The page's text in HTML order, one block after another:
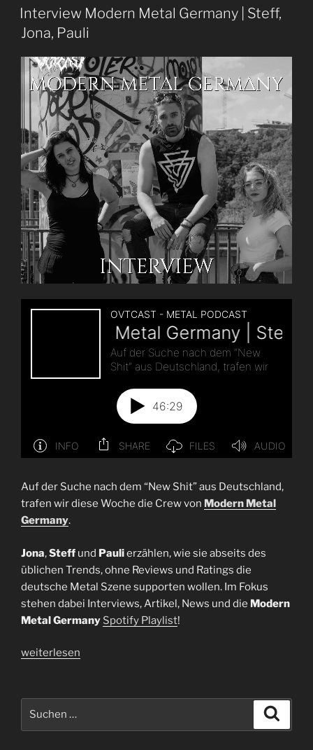
Open
|
Andrea
+
Dave“
Interview Modern Metal Germany | Steff,
Jona, Pauli
Auf der Suche nach dem “New Shit” aus Deutschland,
trafen wir diese Woche die Crew von Modern Metal
Germany.
Jona,Steff und Paulierzählen, wie sie abseits des
üblichen Trends, ohne Reviews und Ratings die
deutsche Metal Szene supporten wollen. Im Fokus
stehen dabei Interviews, Artikel, News und die Modern
Metal Germany Spotify Playlist!
„Interview
Germany
weiterlesen